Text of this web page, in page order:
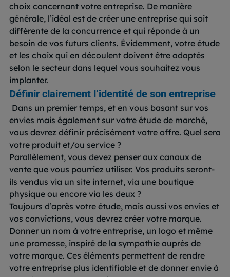
choix concernant votre entreprise. De manière
générale, l’idéal est de créer une entreprise qui soit
différente de la concurrence et qui réponde à un
besoin de vos futurs clients. Évidemment, votre étude
et les choix qui en découlent doivent être adaptés
selon le secteur dans lequel vous souhaitez vous
implanter.
Définir clairement l’identité de son entreprise
Dans un premier temps, et en vous basant sur vos
envies mais également sur votre étude de marché,
vous devrez définir précisément votre offre. Quel sera
votre produit et/ou service ?
Parallèlement, vous devez penser aux canaux de
vente que vous pourriez utiliser. Vos produits seront-
ils vendus via un site internet, via une boutique
physique ou encore via les deux ?
Toujours d’après votre étude, mais aussi vos envies et
vos convictions, vous devrez créer votre marque.
Donner un nom à votre entreprise, un logo et même
une promesse, inspiré de la sympathie auprès de
votre marque. Ces éléments permettent de rendre
votre entreprise plus identifiable et de donner envie à